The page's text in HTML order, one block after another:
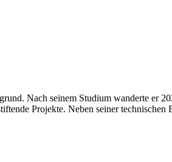
Nach seinem Studium wanderte er
Projekte. Neben seiner technischen